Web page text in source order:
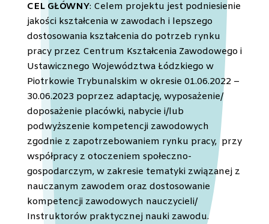
CEL GŁÓWNY: Celem projektu jest podniesienie
jakości kształcenia w zawodach i lepszego
dostosowania kształcenia do potrzeb rynku
pracy przez Centrum Kształcenia Zawodowego i
Ustawicznego Województwa Łódzkiego w
Piotrkowie Trybunalskim w okresie 01.06.2022 –
30.06.2023 poprzez adaptację, wyposażenie/
doposażenie placówki, nabycie i/lub
podwyższenie kompetencji zawodowych
zgodnie z zapotrzebowaniem rynku pracy, przy
współpracy z otoczeniem społeczno-
gospodarczym, w zakresie tematyki związanej z
nauczanym zawodem oraz dostosowanie
kompetencji zawodowych nauczycieli/
Instruktorów praktycznej nauki zawodu.